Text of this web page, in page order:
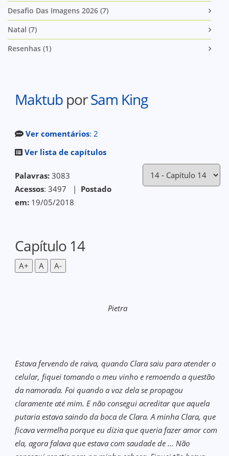
Desafio Das Imagens 2026 (7)
Natal (7)
Resenhas (1)
Maktub porSam King
Ver comentários: 2
Ver lista de capítulos
Palavras: 3083
Acessos: 3497 | Postado
em: 19/05/2018
Capítulo 14
A+ A A-
Pietra
Estava fervendo de raiva, quando Clara saiu para atender o
celular, fiquei tomando o meu vinho e remoendo a questão
da namorada. Foi quando a voz dela se propagou
claramente até mim. E não consegui acreditar que aquela
putaria estava saindo da boca de Clara. A minha Clara, que
ficava vermelha porque eu dizia que queria fazer amor com
ela, agora falava que estava com saudade de ... Não